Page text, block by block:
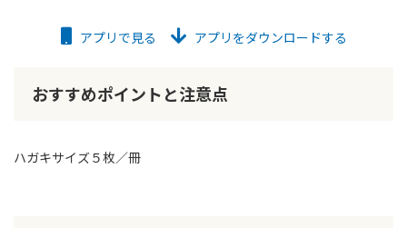
アプリで見る アプリをダウンロードする
おすすめポイントと注意点
ハガキサイズ５枚／冊